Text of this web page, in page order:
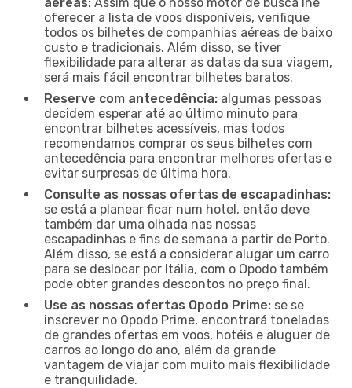
oferecer a lista de voos disponíveis, verifique
todos os bilhetes de companhias aéreas de baixo
custo e tradicionais. Além disso, se tiver
flexibilidade para alterar as datas da sua viagem,
será mais fácil encontrar bilhetes baratos.
Reserve com antecedência: algumas pessoas
decidem esperar até ao último minuto para
encontrar bilhetes acessíveis, mas todos
recomendamos comprar os seus bilhetes com
antecedência para encontrar melhores ofertas e
evitar surpresas de última hora.
Consulte as nossas ofertas de escapadinhas:
se está a planear ficar num hotel, então deve
também dar uma olhada nas nossas
escapadinhas e fins de semana a partir de Porto.
Além disso, se está a considerar alugar um carro
para se deslocar por Itália, com o Opodo também
pode obter grandes descontos no preço final.
Use as nossas ofertas Opodo Prime: se se
inscrever no Opodo Prime, encontrará toneladas
de grandes ofertas em voos, hotéis e aluguer de
carros ao longo do ano, além da grande
vantagem de viajar com muito mais flexibilidade
e tranquilidade.